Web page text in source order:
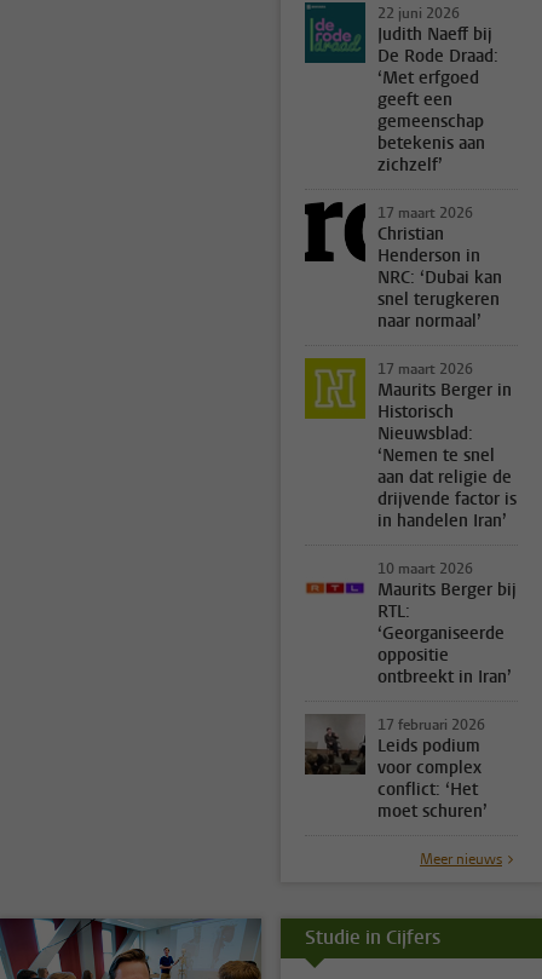
22 juni 2026
Judith Naeff bij
De Rode Draad:
‘Met erfgoed
geeft een
gemeenschap
betekenis aan
zichzelf’
17 maart 2026
Christian
Henderson in
NRC: ‘Dubai kan
snel terugkeren
naar normaal’
17 maart 2026
Maurits Berger in
Historisch
Nieuwsblad:
‘Nemen te snel
aan dat religie de
drijvende factor is
in handelen Iran’
10 maart 2026
Maurits Berger bij
RTL:
‘Georganiseerde
oppositie
ontbreekt in Iran’
17 februari 2026
Leids podium
voor complex
conflict: ‘Het
moet schuren’
Meer nieuws
Studie in Cijfers